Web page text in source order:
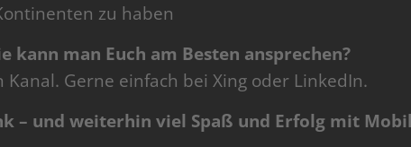
zu haben
kann man Euch am Besten ansprechen?
Gerne einfach bei Xing oder LinkedIn.
– und weiterhin viel Spaß und Erfolg mit